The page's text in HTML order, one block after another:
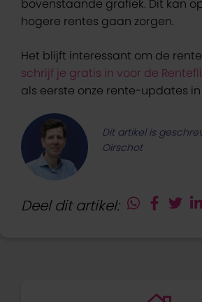
bovenstaande grafiek. Dit kan
hogere rentes gaan zorgen.
Het blijft interessant om de
schrijf je gratis in voor de
als eerste onze rente-updates
Dit artikel is
Oirschot
Deel dit artikel: